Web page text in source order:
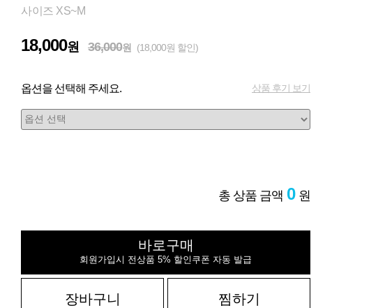
사이즈 XS~M
18,000원 36,000원 (18,000원 할인)
옵션을 선택해 주세요. 상품 후기 보기
총 상품 금액 0 원
바로구매
회원가입시 전상품 5% 할인쿠폰 자동 발급
장바구니 찜하기